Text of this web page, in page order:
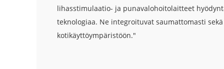
lihasstimulaatio- ja punavalohoitolaitteet
teknologiaa. Ne integroituvat saumattomasti
kotikäyttöympäristöön."